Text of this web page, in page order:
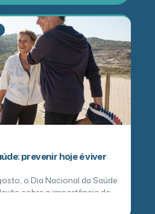
prevenir hoje é viver
o Dia Nacional da Saúde
sobre a importância do